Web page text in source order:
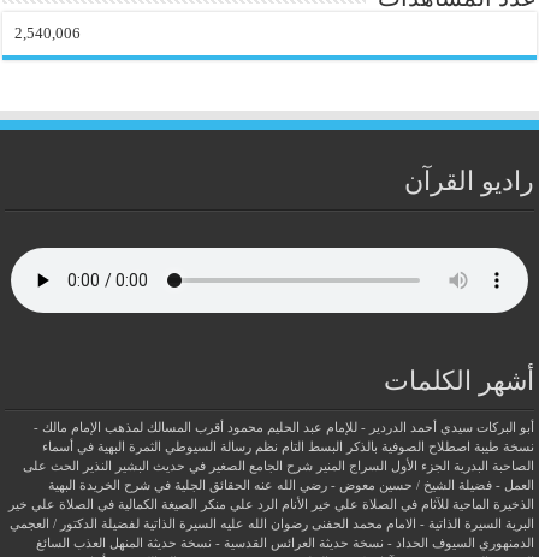
2,540,006
راديو القرآن
أشهر الكلمات
أبو البركات سيدي أحمد الدردير - للإمام عبد الحليم محمود
أقرب المسالك لمذهب الإمام مالك -
نسخة طيبة اصطلاح الصوفية بالذكر البسط التام نظم رسالة السيوطي
الثمرة البهية في أسماء
الصاحبة البدرية
الجزء الأول السراج المنير شرح الجامع الصغير في حديث البشير النذير
الحث على
العمل - فضيلة الشيخ / حسين معوض - رضي الله عنه
الحقائق الجلية في شرح الخريدة البهية
الذخيرة الماحية للآثام في الصلاة علي خير الأنام
الرد علي منكر الصيغة الكمالية في الصلاة علي خير
البرية
السيرة الذاتية - الامام محمد الحفنى رضوان الله عليه
السيرة الذاتية لفضيلة الدكتور / العجمي
الدمنهوري
السيوف الحداد - نسخة حديثة العرائس القدسية - نسخة حديثة
المنهل العذب السائغ